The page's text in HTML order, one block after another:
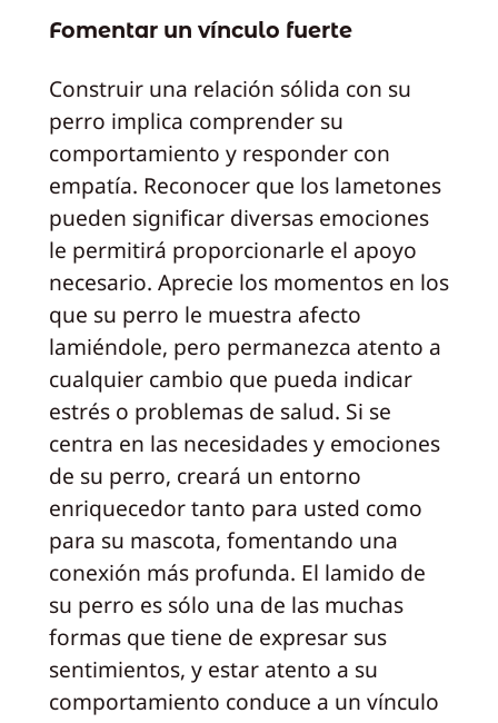
Fomentar un vínculo fuerte
Construir una relación sólida con su
perro implica comprender su
comportamiento y responder con
empatía. Reconocer que los lametones
pueden significar diversas emociones
le permitirá proporcionarle el apoyo
necesario. Aprecie los momentos en los
que su perro le muestra afecto
lamiéndole, pero permanezca atento a
cualquier cambio que pueda indicar
estrés o problemas de salud. Si se
centra en las necesidades y emociones
de su perro, creará un entorno
enriquecedor tanto para usted como
para su mascota, fomentando una
conexión más profunda. El lamido de
su perro es sólo una de las muchas
formas que tiene de expresar sus
sentimientos, y estar atento a su
comportamiento conduce a un vínculo